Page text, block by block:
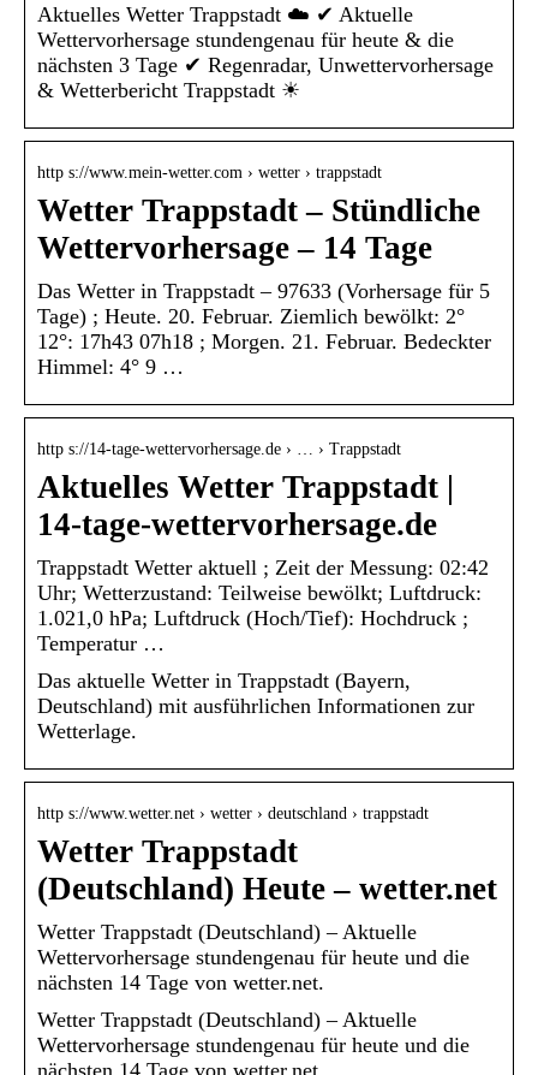
Aktuelles Wetter Trappstadt ☁️ ✔ Aktuelle
Wettervorhersage stundengenau für heute & die
nächsten 3 Tage ✔ Regenradar, Unwettervorhersage
& Wetterbericht Trappstadt ☀
http s://www.mein-wetter.com › wetter › trappstadt
Wetter Trappstadt – Stündliche
Wettervorhersage – 14 Tage
Das Wetter in Trappstadt – 97633 (Vorhersage für 5
Tage) ; Heute. 20. Februar. Ziemlich bewölkt: 2°
12°: 17h43 07h18 ; Morgen. 21. Februar. Bedeckter
Himmel: 4° 9 …
http s://14-tage-wettervorhersage.de › … › Trappstadt
Aktuelles Wetter Trappstadt |
14-tage-wettervorhersage.de
Trappstadt Wetter aktuell ; Zeit der Messung: 02:42
Uhr; Wetterzustand: Teilweise bewölkt; Luftdruck:
1.021,0 hPa; Luftdruck (Hoch/Tief): Hochdruck ;
Temperatur …
Das aktuelle Wetter in Trappstadt (Bayern,
Deutschland) mit ausführlichen Informationen zur
Wetterlage.
http s://www.wetter.net › wetter › deutschland › trappstadt
Wetter Trappstadt
(Deutschland) Heute – wetter.net
Wetter Trappstadt (Deutschland) – Aktuelle
Wettervorhersage stundengenau für heute und die
nächsten 14 Tage von wetter.net.
Wetter Trappstadt (Deutschland) – Aktuelle
Wettervorhersage stundengenau für heute und die
nächsten 14 Tage von wetter.net